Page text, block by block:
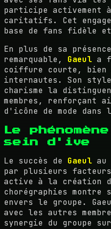
participe activement à
caritatifs. Cet
base de fans fidèle et
En plus de sa
remarquable, Gaeul a
coiffure courte, bien
internautes. Son
charisme la
membres, renforçant
d'icône de mode
Le
sein d'ive
Le succès de Gaeul au
par plusieurs
active à la création
chorégraphies montre
envers le groupe.
avec les autres
synergie du groupe